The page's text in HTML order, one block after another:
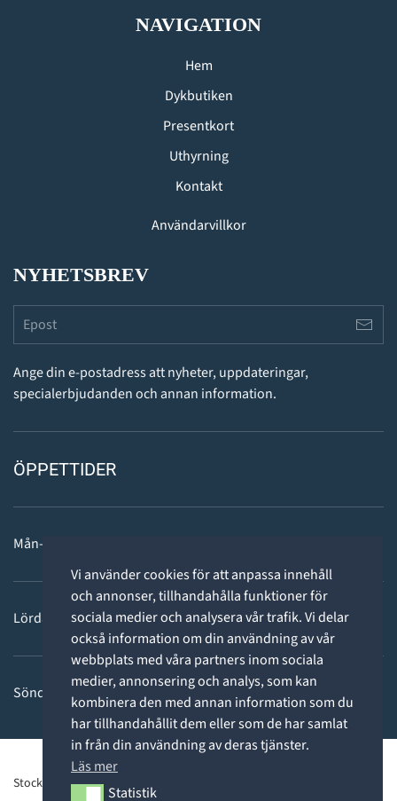
Vi använder cookies för att anpassa innehåll
och annonser, tillhandahålla funktioner för
sociala medier och analysera vår trafik. Vi delar
också information om din användning av vår
webbplats med våra partners inom sociala
medier, annonsering och analys, som kan
kombinera den med annan information som du
har tillhandahållit dem eller som de har samlat
in från din användning av deras tjänster.
Läs mer
Statistik
Statistik
NAVIGATION
Hem
Dykbutiken
Presentkort
Uthyrning
Kontakt
Användarvillkor
NYHETSBREV
Ange din e-postadress att nyheter, uppdateringar,
specialerbjudanden och annan information.
ÖPPETTIDER
Mån-fre: 11 - 18
Lördag: 11-15
Söndag: STÄNGT
Stockholms Dykcenter ©2026 -